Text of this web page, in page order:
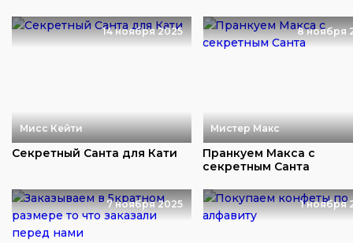
14 ноября 2025
Мисс Кейти
Секретный Санта для Кати
8 ноября
Мистер Макс
Пранкуем Макса с
секретным Санта
7 ноября 2025 1 ноября